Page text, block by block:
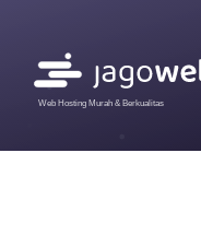
Web Hosting Murah & Berkualitas